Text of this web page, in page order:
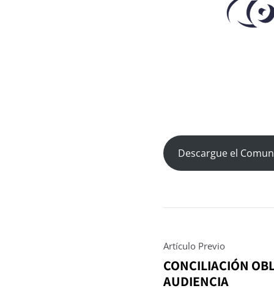
Descargue el
Artículo Previo
CONCILIACIÓN
AUDIENCIA